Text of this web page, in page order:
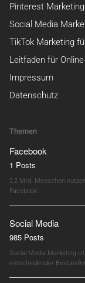
Pinterest Marketing
Social Media
TikTok Marketing
Leitfaden für
Impressum
Datenschutz
Themen
Facebook
1 Posts
2,2 Mrd. Menschen
Facebook…
Social Media
985 Posts
Social Media Marketing
entscheidender